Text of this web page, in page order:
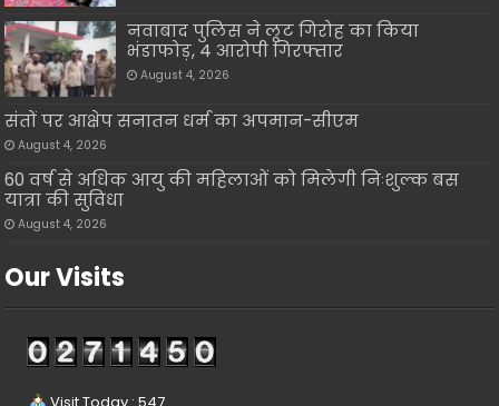
नवाबाद पुलिस ने लूट गिरोह का किया
भंडाफोड़, 4 आरोपी गिरफ्तार
August 4, 2026
संतों पर आक्षेप सनातन धर्म का अपमान-सीएम
August 4, 2026
60 वर्ष से अधिक आयु की महिलाओं को मिलेगी निःशुल्क बस
यात्रा की सुविधा
August 4, 2026
Our Visits